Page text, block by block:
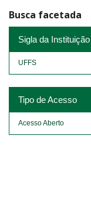
Busca facetada
Sigla da Instituição
UFFS
Tipo de Acesso
Acesso Aberto